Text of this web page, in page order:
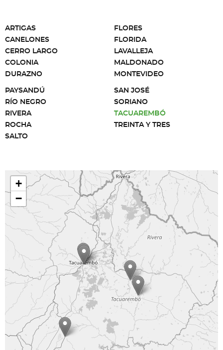
ARTIGAS
CANELONES
CERRO LARGO
COLONIA
DURAZNO
FLORES
FLORIDA
LAVALLEJA
MALDONADO
MONTEVIDEO
PAYSANDÚ
RÍO NEGRO
RIVERA
ROCHA
SALTO
SAN JOSÉ
SORIANO
TACUAREMBÓ
TREINTA Y TRES
+
−